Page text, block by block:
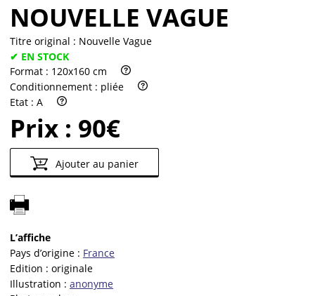
NOUVELLE VAGUE
Titre original : Nouvelle Vague
✔ EN STOCK
Format : 120x160 cm
Conditionnement : pliée
Etat : A
Prix : 90€
Ajouter au panier
L’affiche
Pays d’origine : France
Edition : originale
Illustration : anonyme